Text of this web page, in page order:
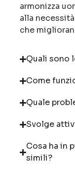
armonizza
alla
che
Quali sono
Come
Quale
Svolge
Cosa ha in
simili?